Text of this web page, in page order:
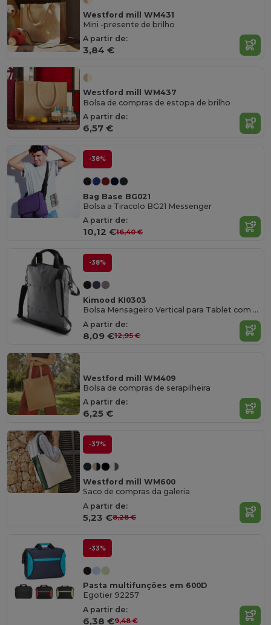
Westford mill WM431
Mini -presente de brilho
A partir de:
3,84 €
Westford mill WM437
Bolsa de compras de estopa de brilho
A partir de:
6,57 €
-38%
Bag Base BG021
Bolsa a Tiracolo BG21 Messenger
A partir de:
10,12 €16,40 €
-38%
Kimood KI0303
Bolsa Mensageiro Vertical para Tablet com Alças Ajustáveis
A partir de:
8,09 €12,95 €
Westford mill WM409
Bolsa de compras de serapilheira
A partir de:
6,25 €
-37%
Westford mill WM600
Saco de compras da galeria
A partir de:
5,23 €8,28 €
-33%
Pasta multifunções em 600D
Egotier 92257
A partir de:
6,38 €9,48 €